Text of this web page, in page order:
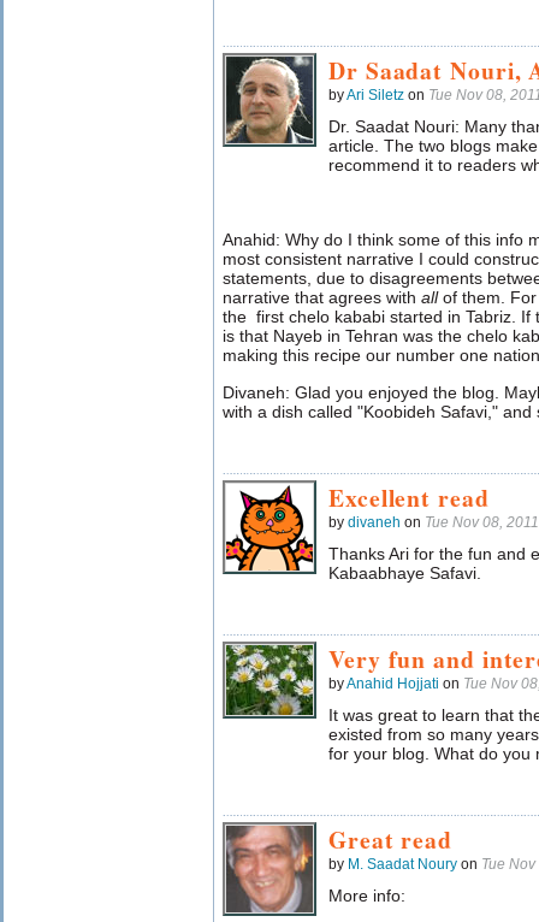
Dr Saadat Nouri,
byAri Siletz on Tue Nov 08,
Dr. Saadat Nouri: Many
article. The two blogs
recommend it to readers
Anahid: Why do I think some of this info
most consistent narrative I could
statements, due to disagreements
narrative that agrees with allof them. For
the first chelo kababi started in Tabriz. If
is that Nayeb in Tehran was the chelo
making this recipe our number one
Divaneh: Glad you enjoyed the blog.
with a dish called "Koobideh Safavi," and
Excellent read
by divaneh on Tue Nov 08,
Thanks Ari for the fun and
Kabaabhaye Safavi.
Very fun and
byAnahid Hojjati on Tue Nov
It was great to learn that
existed from so many
for your blog. What do you
Great read
by M. Saadat Noury on Tue
More info: